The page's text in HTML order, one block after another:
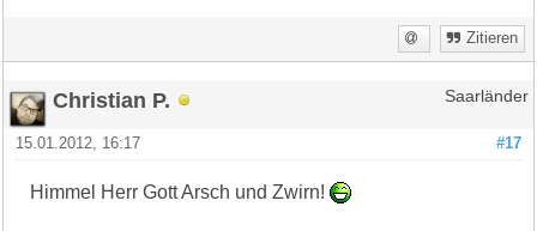
Zitieren
Christian P. Saarländer
#17
15.01.2012, 16:17
Himmel Herr Gott Arsch und Zwirn!